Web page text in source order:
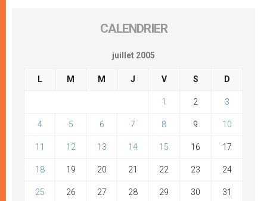
CALENDRIER
juillet 2005
L M M J V S D
1 2 3
4 5 6 7 8 9 10
11 12 13 14 15 16 17
18 19 20 21 22 23 24
25 26 27 28 29 30 31